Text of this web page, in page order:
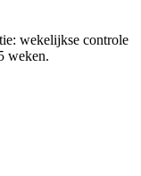
wekelijkse controle
weken.